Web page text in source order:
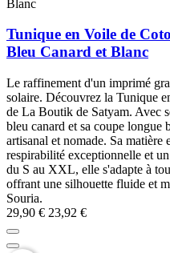
Tunique en Voile de
Bleu Canard et Blanc
Le raffinement d'un imprimé
solaire. Découvrez la Tunique
de La Boutik de Satyam. Avec
bleu canard et sa coupe longue
artisanal et nomade. Sa
respirabilité exceptionnelle et
du S au XXL, elle s'adapte à
offrant une silhouette fluide et
Souria.
29,90 € 23,92 €